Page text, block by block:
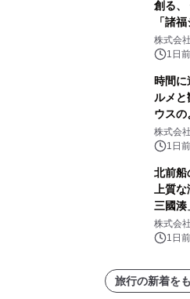
創る、
「諸
(日)開
株式会
1日前
時間
ルメと
ウスの
サウナ
得な素
株式会
1日前
北前船
上質な
三國
株式会
1日前
旅行の新着を